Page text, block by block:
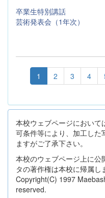
卒業生特別講話
芸術発表会（1年次）
1 2 3 4
本校ウェブページにおい
可条件等により、加工した
ますがご了承下さい。
本校のウェブページ上に公
タの著作権は本校に帰属し
Copyright(C) 1997
reserved.